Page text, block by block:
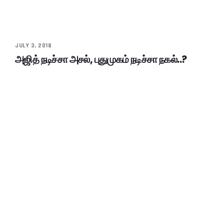
JULY 3, 2018
அஜித் நடிச்சா அசல், புதுமுகம் நடிச்சா நகல்..?